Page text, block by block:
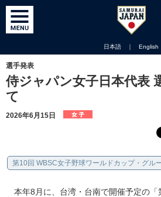
日本語 ｜ English
選手発表
侍ジャパン女子日本代表
て
2026年6月15日
第10回 WBSC女子野球ワールドカップ・グル
本年8月に、台湾・台南で開催予定の「